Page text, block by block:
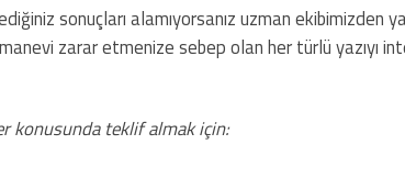
sonuçları alamıyorsanız uzman ekibimizden
zarar etmenize sebep olan her türlü yazıyı
konusunda teklif almak için: